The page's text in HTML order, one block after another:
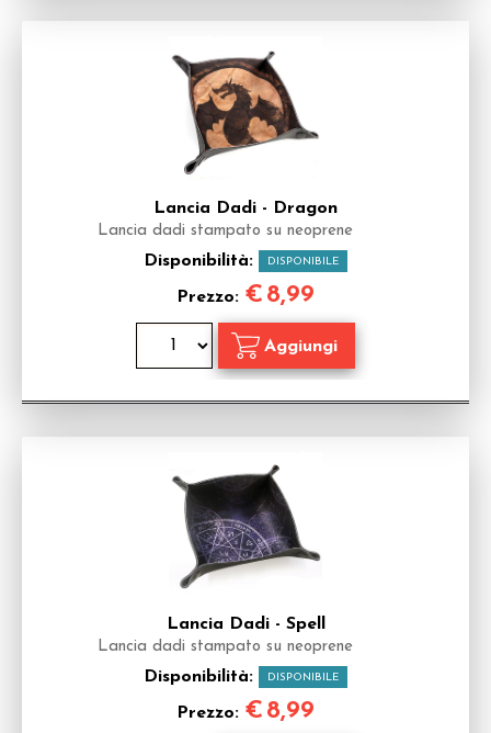
Lancia Dadi - Dragon
Lancia dadi stampato su neoprene
Disponibilità: DISPONIBILE
Prezzo: € 8,99
Lancia Dadi - Spell
Lancia dadi stampato su neoprene
Disponibilità: DISPONIBILE
Prezzo: € 8,99